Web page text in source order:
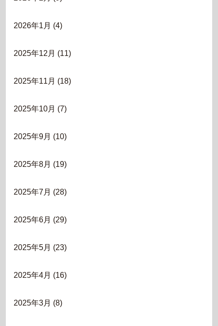
2026年1月 (4)
2025年12月 (11)
2025年11月 (18)
2025年10月 (7)
2025年9月 (10)
2025年8月 (19)
2025年7月 (28)
2025年6月 (29)
2025年5月 (23)
2025年4月 (16)
2025年3月 (8)